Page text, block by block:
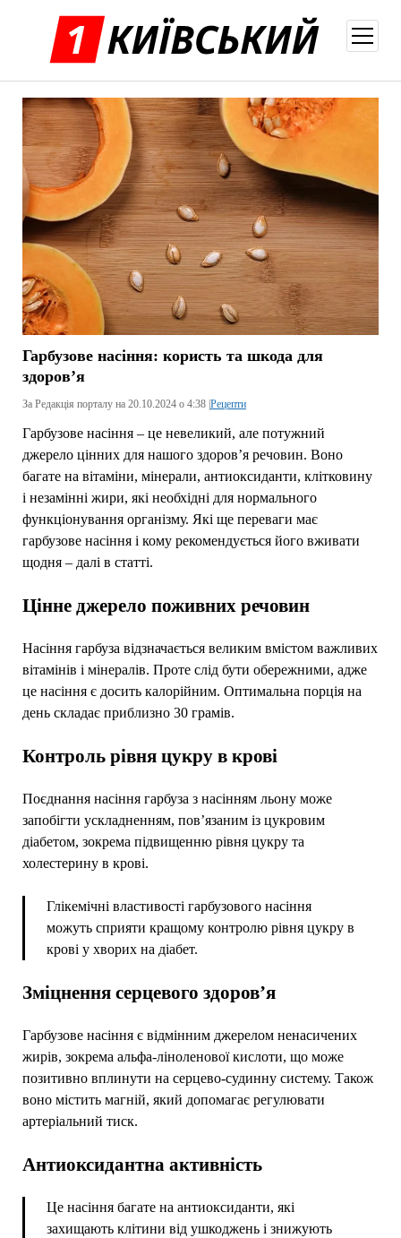
меню
Гарбузове насіння: користь та шкода для
здоров’я
За Редакція порталу на 20.10.2024 о 4:38 | Рецепти
Гарбузове насіння – це невеликий, але потужний
джерело цінних для нашого здоров’я речовин. Воно
багате на вітаміни, мінерали, антиоксиданти, клітковину
і незамінні жири, які необхідні для нормального
функціонування організму. Які ще переваги має
гарбузове насіння і кому рекомендується його вживати
щодня – далі в статті.
Цінне джерело поживних речовин
Насіння гарбуза відзначається великим вмістом важливих
вітамінів і мінералів. Проте слід бути обережними, адже
це насіння є досить калорійним. Оптимальна порція на
день складає приблизно 30 грамів.
Контроль рівня цукру в крові
Поєднання насіння гарбуза з насінням льону може
запобігти ускладненням, пов’язаним із цукровим
діабетом, зокрема підвищенню рівня цукру та
холестерину в крові.
Глікемічні властивості гарбузового насіння
можуть сприяти кращому контролю рівня цукру в
крові у хворих на діабет.
Зміцнення серцевого здоров’я
Гарбузове насіння є відмінним джерелом ненасичених
жирів, зокрема альфа-ліноленової кислоти, що може
позитивно вплинути на серцево-судинну систему. Також
воно містить магній, який допомагає регулювати
артеріальний тиск.
Антиоксидантна активність
Це насіння багате на антиоксиданти, які
захищають клітини від ушкоджень і знижують